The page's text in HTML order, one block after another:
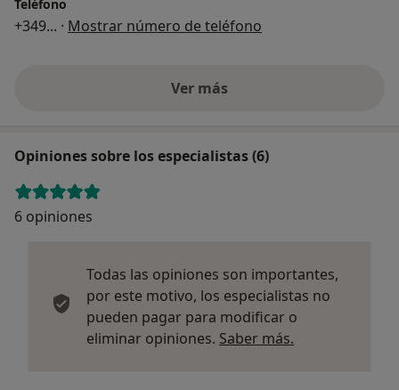
Teléfono
+349... · Mostrar número de teléfono
Ver más
Opiniones sobre los especialistas (6)
6 opiniones
Todas las opiniones son importantes,
por este motivo, los especialistas no
pueden pagar para modificar o
eliminar opiniones. Saber más.